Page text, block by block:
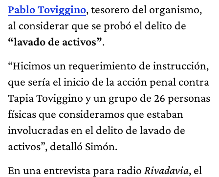
Pablo Toviggino, tesorero del organismo,
al considerar que se probó el delito de
“lavado de activos”.
“Hicimos un requerimiento de instrucción,
que sería el inicio de la acción penal contra
Tapia Toviggino y un grupo de 26 personas
físicas que consideramos que estaban
involucradas en el delito de lavado de
activos”, detalló Simón.
En una entrevista para radio Rivadavia, el